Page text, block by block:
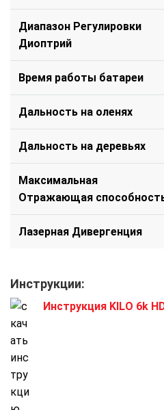
Диапазон Регулировки
Диоптрий
Время работы батареи
Дальность на оленях
Дальность на деревьях
Максимальная
Отражающая
Лазерная Дивергенция
Инструкции:
Инструкция KILO 6k